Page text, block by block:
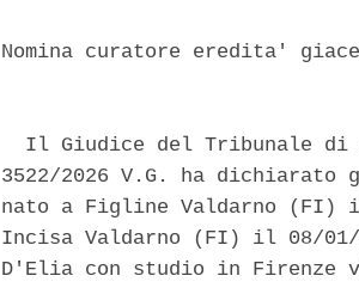
Nomina curatore eredita'
Il Giudice del Tribunale di
3522/2026 V.G. ha
nato a Figline Valdarno (FI)
Incisa Valdarno (FI) il 08/01/
D'Elia con studio in Firenze